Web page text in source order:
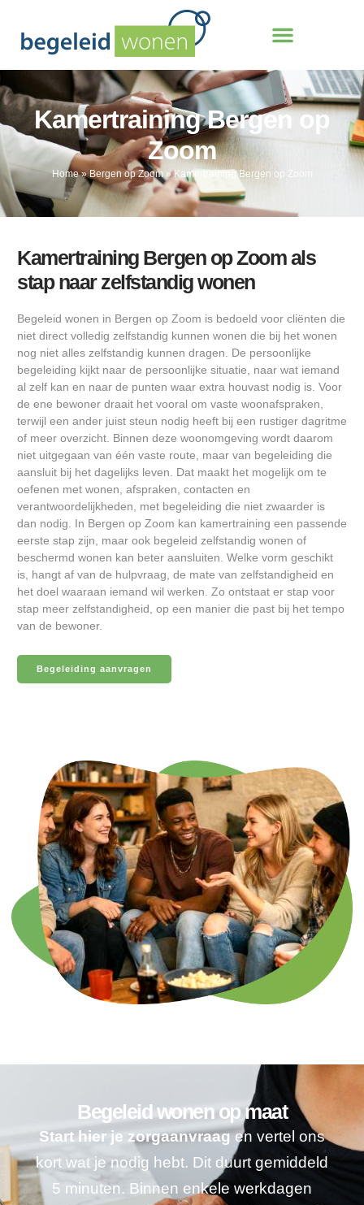
Kamertraining Bergen op
Zoom
Home»Bergen op Zoom»Kamertraining Bergen op Zoom
Kamertraining Bergen op Zoom als
stap naar zelfstandig wonen
Begeleid wonen in Bergen op Zoom is bedoeld voor cliënten die
niet direct volledig zelfstandig kunnen wonen die bij het wonen
nog niet alles zelfstandig kunnen dragen. De persoonlijke
begeleiding kijkt naar de persoonlijke situatie, naar wat iemand
al zelf kan en naar de punten waar extra houvast nodig is. Voor
de ene bewoner draait het vooral om vaste woonafspraken,
terwijl een ander juist steun nodig heeft bij een rustiger dagritme
of meer overzicht. Binnen deze woonomgeving wordt daarom
niet uitgegaan van één vaste route, maar van begeleiding die
aansluit bij het dagelijks leven. Dat maakt het mogelijk om te
oefenen met wonen, afspraken, contacten en
verantwoordelijkheden, met begeleiding die niet zwaarder is
dan nodig. In Bergen op Zoom kan kamertraining een passende
eerste stap zijn, maar ook begeleid zelfstandig wonen of
beschermd wonen kan beter aansluiten. Welke vorm geschikt
is, hangt af van de hulpvraag, de mate van zelfstandigheid en
het doel waaraan iemand wil werken. Zo ontstaat er stap voor
stap meer zelfstandigheid, op een manier die past bij het tempo
van de bewoner.
Begeleiding aanvragen
Begeleid wonen op maat
Start hier je zorgaanvraagen vertel ons
kort wat je nodig hebt. Dit duurt gemiddeld
5 minuten. Binnen enkele werkdagen